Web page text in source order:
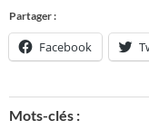
Partager :
Facebook
Mots-clés :